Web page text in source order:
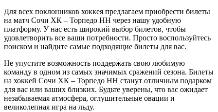
Для всех поклонников хоккея предлагаем приобрести билеты
на матч Сочи ХК – Торпедо НН через нашу удобную
платформу. У нас есть широкий выбор билетов, чтобы
удовлетворить все ваши потребности. Просто воспользуйтесь
поиском и найдите самые подходящие билеты для вас.
Не упустите возможность поддержать свою любимую
команду в одном из самых значимых сражений сезона. Билеты
на хоккей Сочи ХК – Торпедо НН станут отличным подарком
для вас или ваших близких. Будьте уверены, что вас ожидает
незабываемая атмосфера, оглушительные овации и
великолепная игра на льду.